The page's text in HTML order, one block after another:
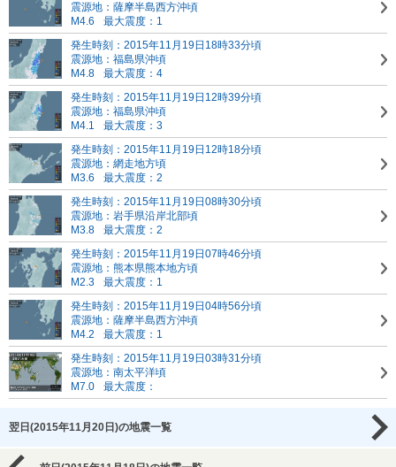
震源地：薩摩半島西方沖頃
M4.6
最大震度：1
発生時刻：2015年11月19日18時33分頃
震源地：福島県沖頃
M4.8
最大震度：4
発生時刻：2015年11月19日12時39分頃
震源地：福島県沖頃
M4.1
最大震度：3
発生時刻：2015年11月19日12時18分頃
震源地：網走地方頃
M3.6
最大震度：2
発生時刻：2015年11月19日08時30分頃
震源地：岩手県沿岸北部頃
M3.8
最大震度：2
発生時刻：2015年11月19日07時46分頃
震源地：熊本県熊本地方頃
M2.3
最大震度：1
発生時刻：2015年11月19日04時56分頃
震源地：薩摩半島西方沖頃
M4.2
最大震度：1
発生時刻：2015年11月19日03時31分頃
震源地：南太平洋頃
M7.0
最大震度：
翌日(2015年11月20日)の地震一覧